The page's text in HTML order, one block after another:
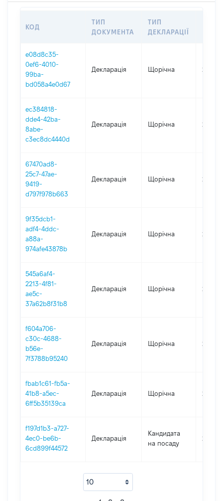
КОД
ТИП
ДОКУМЕНТА
ТИП
ДЕКЛАРАЦІЇ
e08d8c35-
0ef6-4010-
99ba-
bd058a4e0d67
Декларація Щорічна 2025
ec384818-
dde4-42ba-
8abe-
c3ec8dc4440d
Декларація Щорічна 2024
67470ad8-
25c7-47ae-
9419-
d797f978b663
Декларація Щорічна 2023
9f35dcb1-
adf4-4ddc-
a88a-
974afe43878b
Декларація Щорічна 2022
545a6af4-
2213-4f81-
ae5c-
37a62b8f31b8
Декларація Щорічна 2021
f604a706-
c30c-4688-
b56e-
7f3788b95240
Декларація Щорічна 2019
fbab1c61-fb5a-
41b8-a5ec-
6ff5b35139ca
Декларація Щорічна 2018
f197d1b3-a727-
4ec0-be6b-
6cd899f44572
Декларація
Кандидата
на посаду
2017